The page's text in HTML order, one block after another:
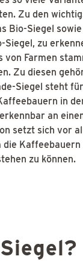
Zu den
Bio-Siegel
zu
Farmen
Zu diesen
Siegel steht
in
an
setzt sich vor
zu können.